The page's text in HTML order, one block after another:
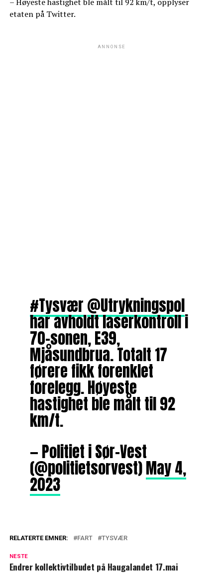
etaten på Twitter.
ANNONSE
#Tysvær@Utrykningspol
har avholdt laserkontroll i
70-sonen, E39,
Mjåsundbrua. Totalt 17
førere fikk forenklet
forelegg. Høyeste
hastighet ble målt til 92
km/t.
— Politiet i Sør-Vest
(@politietsorvest)May 4,
2023
RELATERTE EMNER: FART TYSVÆR
NESTE
Endrer kollektivtilbudet på Haugalandet 17.mai